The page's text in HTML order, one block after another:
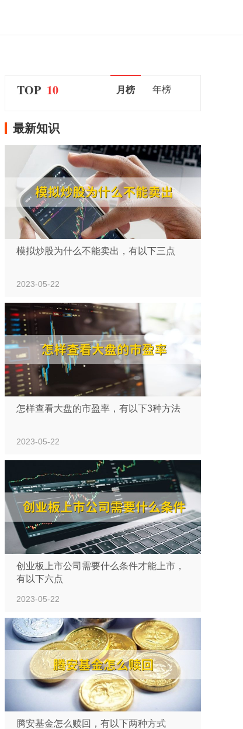
TOP 10 月榜 年榜
最新知识
模拟炒股为什么不能卖出，有以下三点
2023-05-22
怎样查看大盘的市盈率，有以下3种方法
2023-05-22
创业板上市公司需要什么条件才能上市，
有以下六点
2023-05-22
腾安基金怎么赎回，有以下两种方式